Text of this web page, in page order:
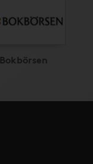
Bokbörsen